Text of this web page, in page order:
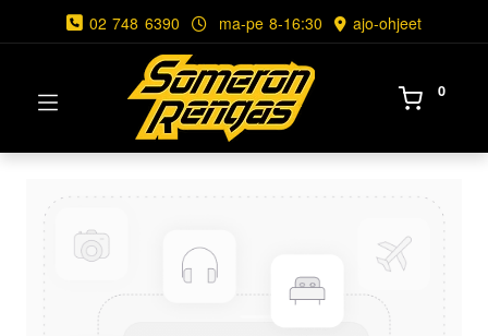
02 748 6390 ma-pe 8-16:30 ajo-ohjeet
0